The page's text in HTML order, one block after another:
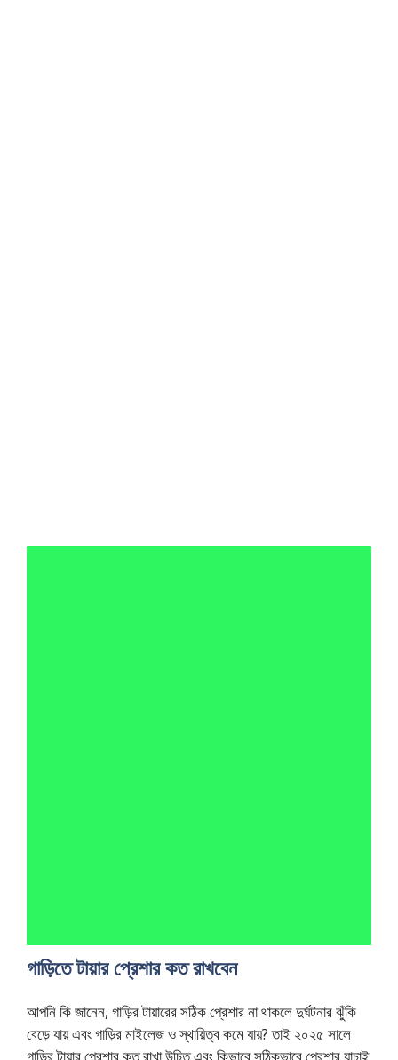
গাড়িতে টায়ার প্রেশার কত রাখবেন
আপনি কি জানেন, গাড়ির টায়ারের সঠিক প্রেশার না থাকলে দুর্ঘটনার ঝুঁকি
বেড়ে যায় এবং গাড়ির মাইলেজ ও স্থায়িত্ব কমে যায়? তাই ২০২৫ সালে